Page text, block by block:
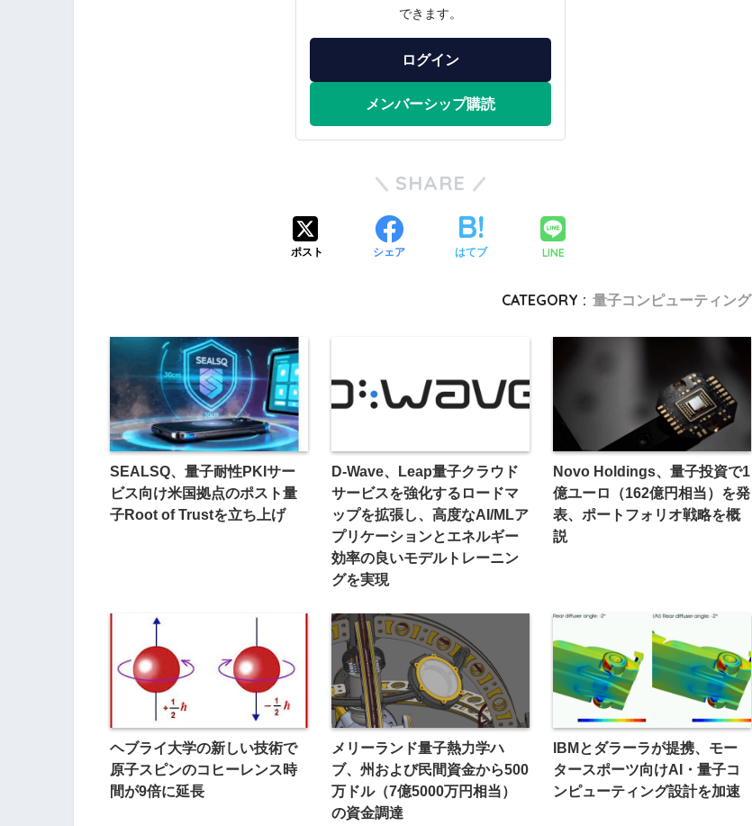
できます。
ログイン
メンバーシップ購読
SHARE
ポスト シェア はてブ LINE
CATEGORY : 量子コンピューティング
SEALSQ、量子耐性PKIサー
ビス向け米国拠点のポスト量
子Root of Trustを立ち上げ
D-Wave、Leap量子クラウド
サービスを強化するロードマ
ップを拡張し、高度なAI/MLア
プリケーションとエネルギー
効率の良いモデルトレーニン
グを実現
Novo Holdings、量子投資で1
億ユーロ（162億円相当）を発
表、ポートフォリオ戦略を概
説
ヘブライ大学の新しい技術で
原子スピンのコヒーレンス時
間が9倍に延長
メリーランド量子熱力学ハ
ブ、州および民間資金から500
万ドル（7億5000万円相当）
の資金調達
IBMとダラーラが提携、モー
タースポーツ向けAI・量子コ
ンピューティング設計を加速